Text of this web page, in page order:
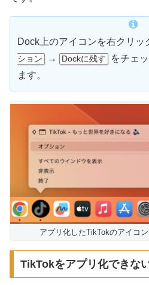
Dock上のアイコンを右クリッ
ション
→ Dockに残す
をチェ
ます。
アプリ化したTikTokのアイコ
TikTokをアプリ化できな